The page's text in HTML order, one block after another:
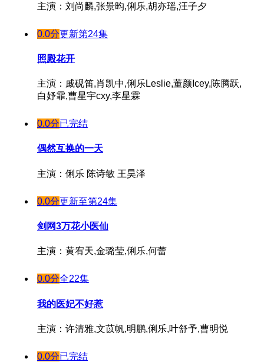
主演：刘尚麟,张景昀,俐乐,胡亦瑶,汪子夕
0.0分更新第24集
照殿花开
主演：戚砚笛,肖凯中,俐乐Leslie,董颜Icey,陈腾跃,
白妤霏,曹星宇cxy,李星霖
0.0分已完结
偶然互换的一天
主演：俐乐 陈诗敏 王昊泽
0.0分更新至第24集
剑网3万花小医仙
主演：黄宥天,金璐莹,俐乐,何蕾
0.0分全22集
我的医妃不好惹
主演：许清雅,文苡帆,明鹏,俐乐,叶舒予,曹明悦
0.0分已完结